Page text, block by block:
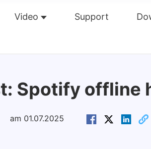
Video Support
Spotify offline
am 01.07.2025